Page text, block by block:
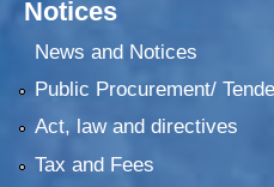
Notices
News and Notices
Public Procurement/
Act, law and directives
Tax and Fees